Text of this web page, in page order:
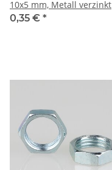
10x5 mm, Metall verzinkt
0,35 € *